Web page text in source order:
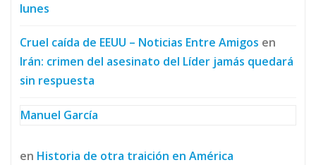
lunes
Cruel caída de EEUU – Noticias Entre Amigos en
Irán: crimen del asesinato del Líder jamás quedará
sin respuesta
Manuel García
en Historia de otra traición en América